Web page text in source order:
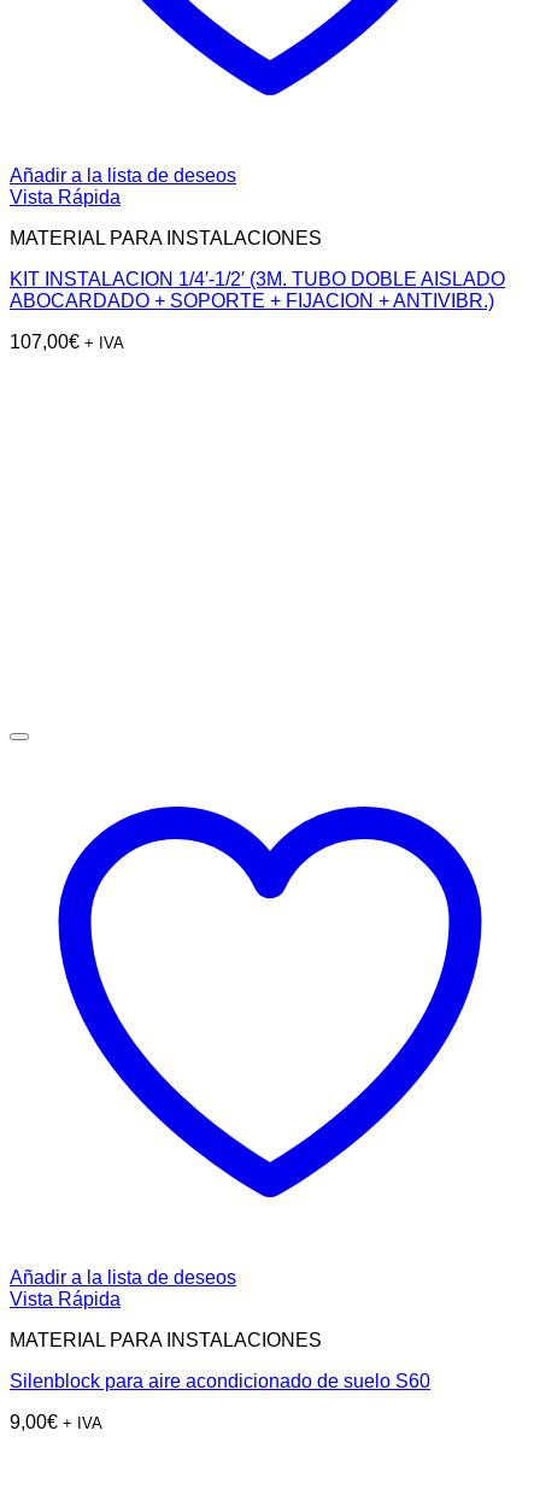
Añadir a la lista de deseos
Vista Rápida
MATERIAL PARA INSTALACIONES
KIT INSTALACION 1/4′-1/2′ (3M. TUBO DOBLE AISLADO
ABOCARDADO + SOPORTE + FIJACION + ANTIVIBR.)
107,00€ + IVA
Añadir a la lista de deseos
Vista Rápida
MATERIAL PARA INSTALACIONES
Silenblock para aire acondicionado de suelo S60
9,00€ + IVA